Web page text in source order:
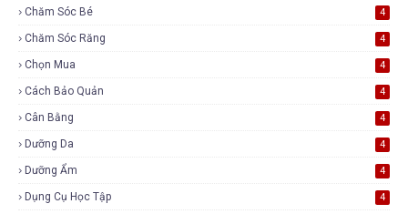
Chăm Sóc Bé 4
Chăm Sóc Răng 4
Chọn Mua 4
Cách Bảo Quản 4
Cân Bằng 4
Dưỡng Da 4
Dưỡng Ẩm 4
Dụng Cụ Học Tập 4